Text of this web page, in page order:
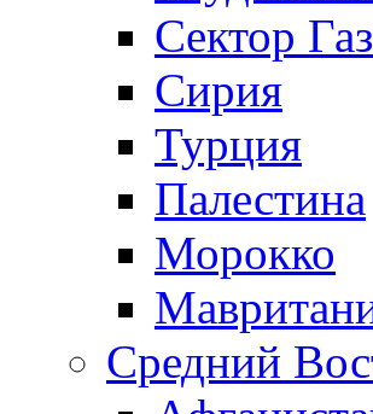
Сектор
Сирия
Турция
Палестина
Морокко
Средний